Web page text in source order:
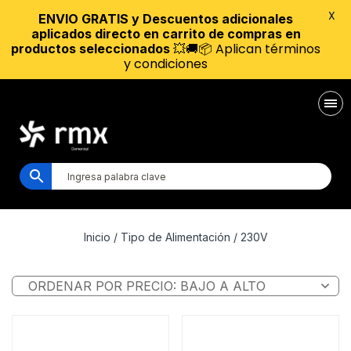
Inicio / Tipo de Alimentación / 230V
ENVIO GRATIS y Descuentos adicionales
aplicados directo en carrito de compras en
productos seleccionados 💥🚚📦 Aplican términos
y condiciones
X